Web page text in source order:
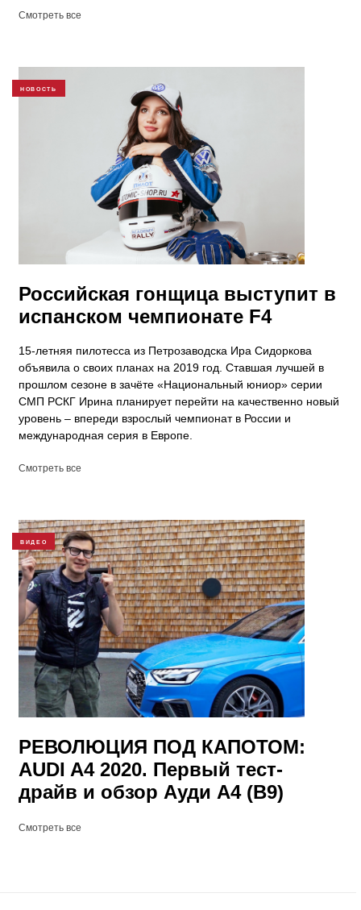
Смотреть все
НОВОСТЬ
Российская гонщица выступит в
испанском чемпионате F4
15-летняя пилотесса из Петрозаводска Ира Сидоркова
объявила о своих планах на 2019 год. Ставшая лучшей в
прошлом сезоне в зачёте «Национальный юниор» серии
СМП РСКГ Ирина планирует перейти на качественно новый
уровень – впереди взрослый чемпионат в России и
международная серия в Европе.
Смотреть все
ВИДЕО
РЕВОЛЮЦИЯ ПОД КАПОТОМ:
AUDI A4 2020. Первый тест-
драйв и обзор Ауди А4 (B9)
Смотреть все